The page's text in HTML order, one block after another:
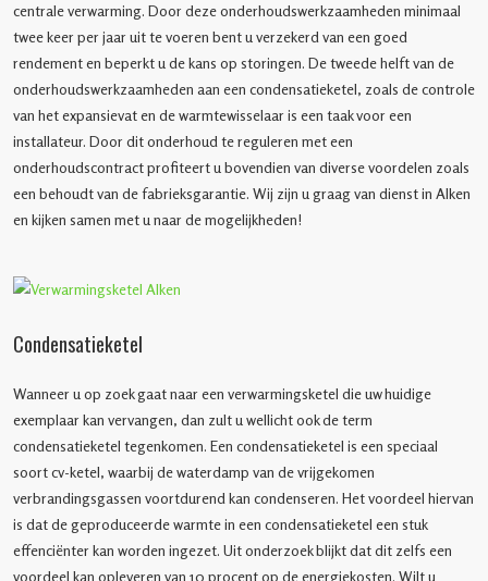
centrale verwarming. Door deze onderhoudswerkzaamheden minimaal
twee keer per jaar uit te voeren bent u verzekerd van een goed
rendement en beperkt u de kans op storingen. De tweede helft van de
onderhoudswerkzaamheden aan een condensatieketel, zoals de controle
van het expansievat en de warmtewisselaar is een taak voor een
installateur. Door dit onderhoud te reguleren met een
onderhoudscontract profiteert u bovendien van diverse voordelen zoals
een behoudt van de fabrieksgarantie. Wij zijn u graag van dienst in Alken
en kijken samen met u naar de mogelijkheden!
Condensatieketel
Wanneer u op zoek gaat naar een verwarmingsketel die uw huidige
exemplaar kan vervangen, dan zult u wellicht ook de term
condensatieketel tegenkomen. Een condensatieketel is een speciaal
soort cv-ketel, waarbij de waterdamp van de vrijgekomen
verbrandingsgassen voortdurend kan condenseren. Het voordeel hiervan
is dat de geproduceerde warmte in een condensatieketel een stuk
effenciënter kan worden ingezet. Uit onderzoek blijkt dat dit zelfs een
voordeel kan opleveren van 10 procent op de energiekosten. Wilt u